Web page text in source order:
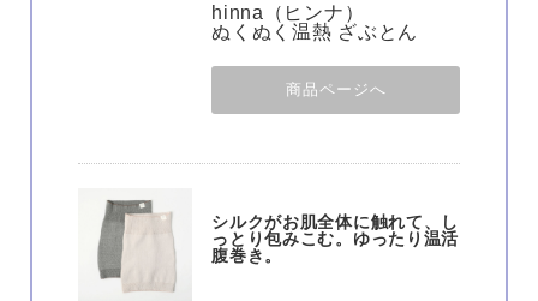
hinna（ヒンナ）
ぬくぬく温熱 ざぶとん
商品ページへ
シルクがお肌全体に触れて、し
っとり包みこむ。ゆったり温活
腹巻き。